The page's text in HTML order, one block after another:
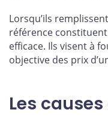
Lorsqu’ils
référence
efficace. Ils visent à
objective des prix
Les